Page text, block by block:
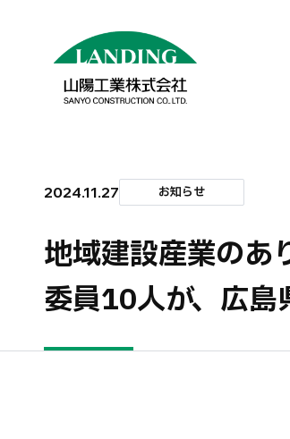
2024.11.27 お知らせ
地域建設産業のあ
委員10人が、広